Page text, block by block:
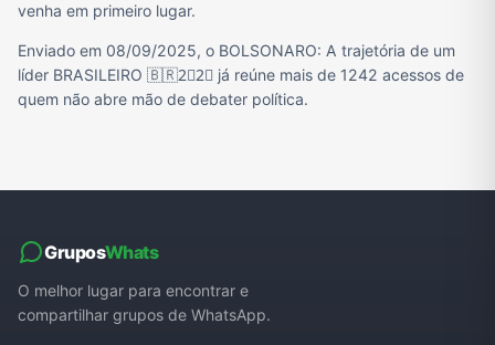
venha em primeiro lugar.
Enviado em 08/09/2025, o BOLSONARO: A trajetória de um
líder BRASILEIRO 🇧🇷2⃣2⃣ já reúne mais de 1242 acessos de
quem não abre mão de debater política.
GruposWhats
O melhor lugar para encontrar e
compartilhar grupos de WhatsApp.